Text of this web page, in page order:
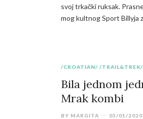
svoj trkački ruksak.
mog kultnog Sport Billyja
/CROATIAN/ /TRAIL&TREK/
Bila jednom
Mrak kombi
BY MARGITA 03/01/2020